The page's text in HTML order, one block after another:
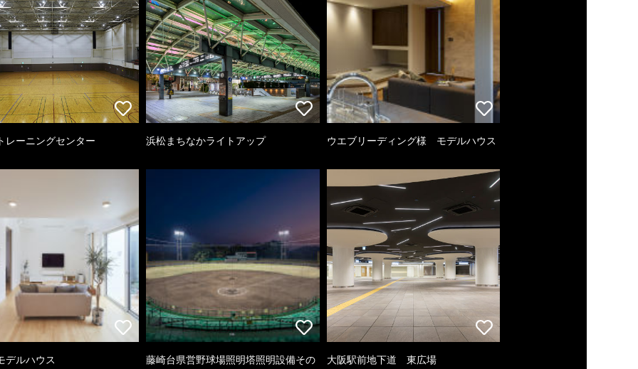
レーニングセンター 浜松まちなかライトアップ ウエブリーディング様 モデルハウス
デルハウス
藤崎台県営野球場照明塔照明設備その
大阪駅前地下道 東広場